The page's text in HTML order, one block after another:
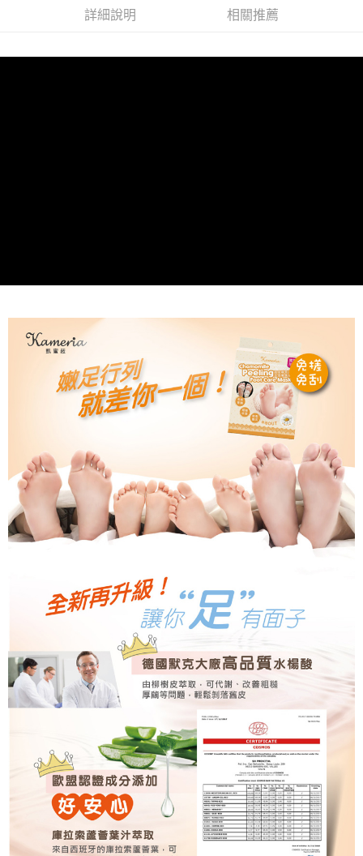
４．使用「AFTEE先享後付」時，將依據個別帳號之用戶狀況，依本公司即
每筆NT$100，滿NT$790(含以上)免運費
每筆NT$80，滿NT$290(含以上)免運費
詳細說明 相關推薦